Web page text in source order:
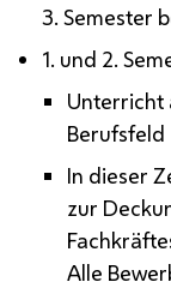
3. Semester
1. und 2.
Unterricht
Berufsfeld
In dieser
zur
Alle